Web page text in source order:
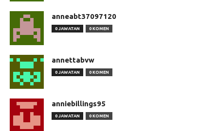
anneabt37097120
0 JAWATAN 0 KOMEN
annettabvw
0 JAWATAN 0 KOMEN
anniebillings95
0 JAWATAN 0 KOMEN